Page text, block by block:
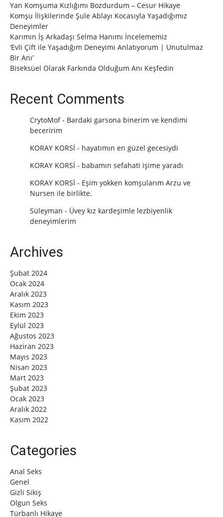
Yan Komşuma Kızlığımı Bozdurdum – Cesur Hikaye
Komşu İlişkilerinde Şule Ablayı Kocasıyla Yaşadığımız
Deneyimler
Karımın İş Arkadaşı Selma Hanımı İncelememiz
‘Evli Çift ile Yaşadığım Deneyimi Anlatıyorum | Unutulmaz
Bir Anı’
Biseksüel Olarak Farkında Olduğum Anı Keşfedin
Recent Comments
CrytoMof- Bardaki garsona binerim ve kendimi
beceririm
KORAY KORSİ - hayatımın en güzel gecesiydi
KORAY KORSİ - babamın sefahati işime yaradı
KORAY KORSİ - Eşim yokken komşularım Arzu ve
Nursen ile birlikte.
Süleyman - Üvey kız kardeşimle lezbiyenlik
deneyimlerim
Archives
Şubat 2024
Ocak 2024
Aralık 2023
Kasım 2023
Ekim 2023
Eylül 2023
Ağustos 2023
Haziran 2023
Mayıs 2023
Nisan 2023
Mart 2023
Şubat 2023
Ocak 2023
Aralık 2022
Kasım 2022
Categories
Anal Seks
Genel
Gizli Sikiş
Olgun Seks
Türbanlı Hikaye